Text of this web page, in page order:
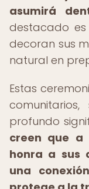
asumirá
destacado es
decoran sus
natural en
Estas
profundo
creen que a
honra a sus
una